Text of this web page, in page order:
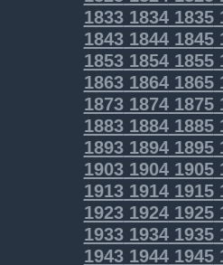
183318341835
184318441845
185318541855
186318641865
187318741875
188318841885
189318941895
190319041905
191319141915
192319241925
193319341935
194319441945